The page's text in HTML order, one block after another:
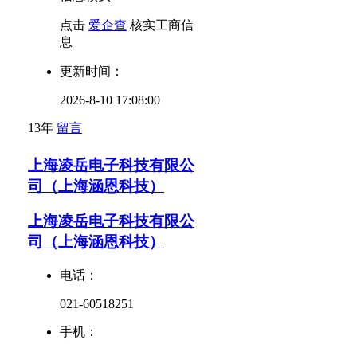
点击 爱企查 核实工商信
息
更新时间：
2026-8-10 17:08:00
13年 留言
上海凌岳电子科技有限公
司（上海涵恩科技）
上海凌岳电子科技有限公
司（上海涵恩科技）
电话：
021-60518251
手机：